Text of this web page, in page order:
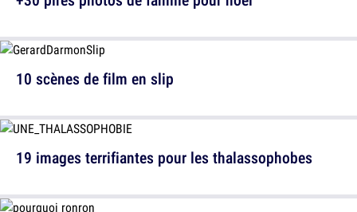
10 scènes de film en slip
19 images terrifiantes pour les thalassophobes